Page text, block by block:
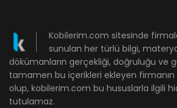
Kobilerim.com sitesinde
sunulan her türlü bilgi,
dökümanların gerçekliği, doğruluğu ve
tamamen bu içerikleri ekleyen firmanın
olup, kobilerim.com bu hususlarla ilgili
tutulamaz.